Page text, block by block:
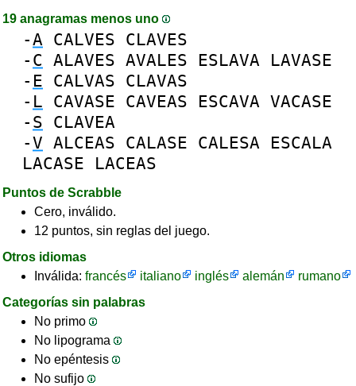
19 anagramas menos uno
-A CALVES CLAVES
- C ALAVES AVALES ESLAVA LAVASE
- E CALVAS CLAVAS
- L CAVASE CAVEAS ESCAVA VACASE
- S CLAVEA
-V ALCEAS CALASE CALESA ESCALA
LACASE
LACEAS
Puntos de Scrabble
Cero, inválido.
12 puntos, sin reglas del juego.
Otros idiomas
Inválida: francés italiano inglés alemán
rumano
Categorías sin palabras
No primo
No lipograma
No epéntesis
No sufijo